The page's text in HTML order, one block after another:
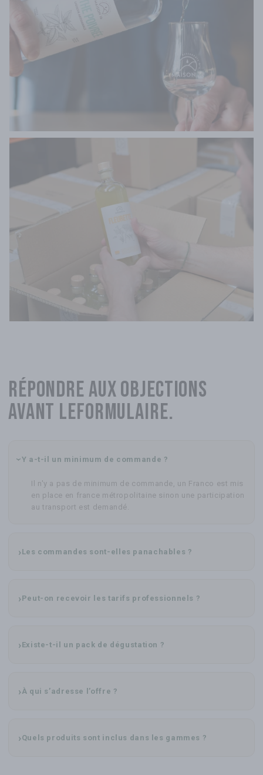
Répondre aux objections
avant leformulaire.
Y a-t-il un minimum de commande ?
Il n'y a pas de minimum de commande, un Franco est mis
en place en france métropolitaine sinon une participation
au transport est demandé.
Les commandes sont-elles panachables ?
Peut-on recevoir les tarifs professionnels ?
Existe-t-il un pack de dégustation ?
À qui s’adresse l’offre ?
Quels produits sont inclus dans les gammes ?